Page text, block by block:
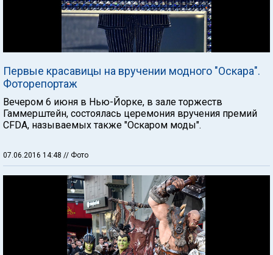
Первые красавицы на вручении модного "Оскара".
Фоторепортаж
Вечером 6 июня в Нью-Йорке, в зале торжеств
Гаммерштейн, состоялась церемония вручения премий
CFDA, называемых также "Оскаром моды".
07.06.2016 14:48 // Фото